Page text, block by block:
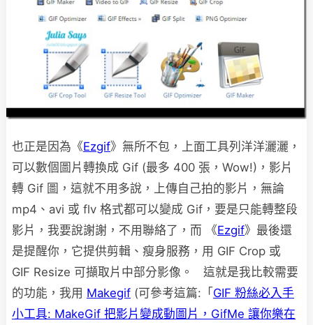
也正是因為《Ezgif》無所不包，上面工具列洋洋灑灑，
可以數個圖片轉換成 Gif (最多 400 張，Wow!)，影片
轉 Gif 圖，這就不用多說，上傳自己拍的影片，無論
mp4、avi 或 flv 格式都可以變成 Gif，要是只能轉整段
影片，我要說謝謝，不用聯絡了，而 《Ezgif》最後還
是提醒你，它提供剪輯、瘦身服務，用 GIF Crop 或
GIF Resize 可擷取片中部分影像。 這就是我比較需要
的功能，我用 Makegif (可參考這篇:「GIF 粉絲必入手
小工具: MakeGif 把影片變成動圖片，GifMe 讓你樂在